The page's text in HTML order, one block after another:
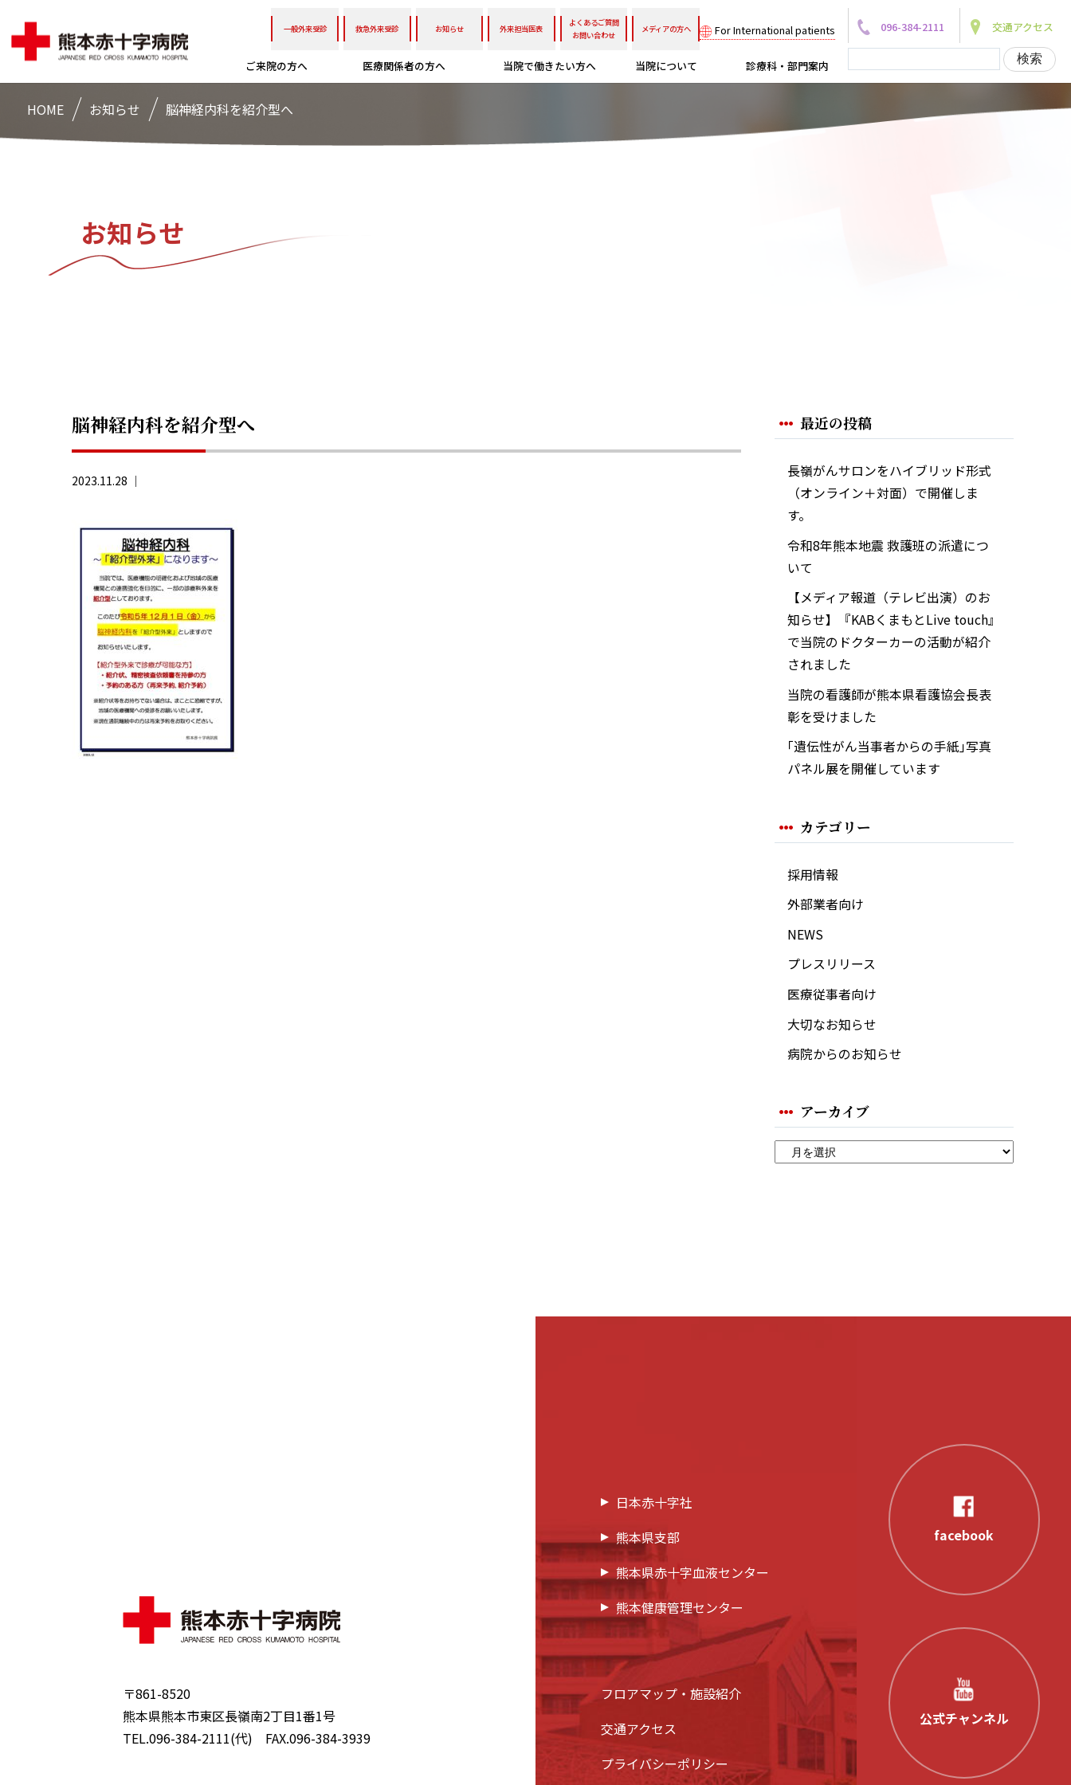
一般外来受診 救急外来受診 お知らせ 外来担当医表
よくあるご質問
お問い合わせ
メディアの方へ For International patients
ご来院の方へ 医療関係者の方へ 当院で働きたい方へ 当院について 診療科・部門案内
096-384-2111 交通アクセス
HOME お知らせ 脳神経内科を紹介型へ
お知らせ
脳神経内科を紹介型へ
2023.11.28 ｜
最近の投稿
長嶺がんサロンをハイブリッド形式
（オンライン＋対面）で開催しま
す。
令和8年熊本地震 救護班の派遣につ
いて
【メディア報道（テレビ出演）のお
知らせ】『KABくまもとLive touch』
で当院のドクターカーの活動が紹介
されました
当院の看護師が熊本県看護協会長表
彰を受けました
｢遺伝性がん当事者からの手紙｣写真
パネル展を開催しています
カテゴリー
採用情報
外部業者向け
NEWS
プレスリリース
医療従事者向け
大切なお知らせ
病院からのお知らせ
アーカイブ
〒861-8520
熊本県熊本市東区長嶺南2丁目1番1号
TEL.096-384-2111(代) FAX.096-384-3939
日本赤十字社
熊本県支部
熊本県赤十字血液センター
熊本健康管理センター
フロアマップ・施設紹介
交通アクセス
プライバシーポリシー
facebook
公式チャンネル